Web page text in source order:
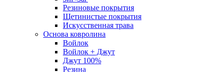
Резиновые покрытия
Щетинистые покрытия
Искусственная трава
Основа ковролина
Войлок
Войлок + Джут
Джут 100%
Резина